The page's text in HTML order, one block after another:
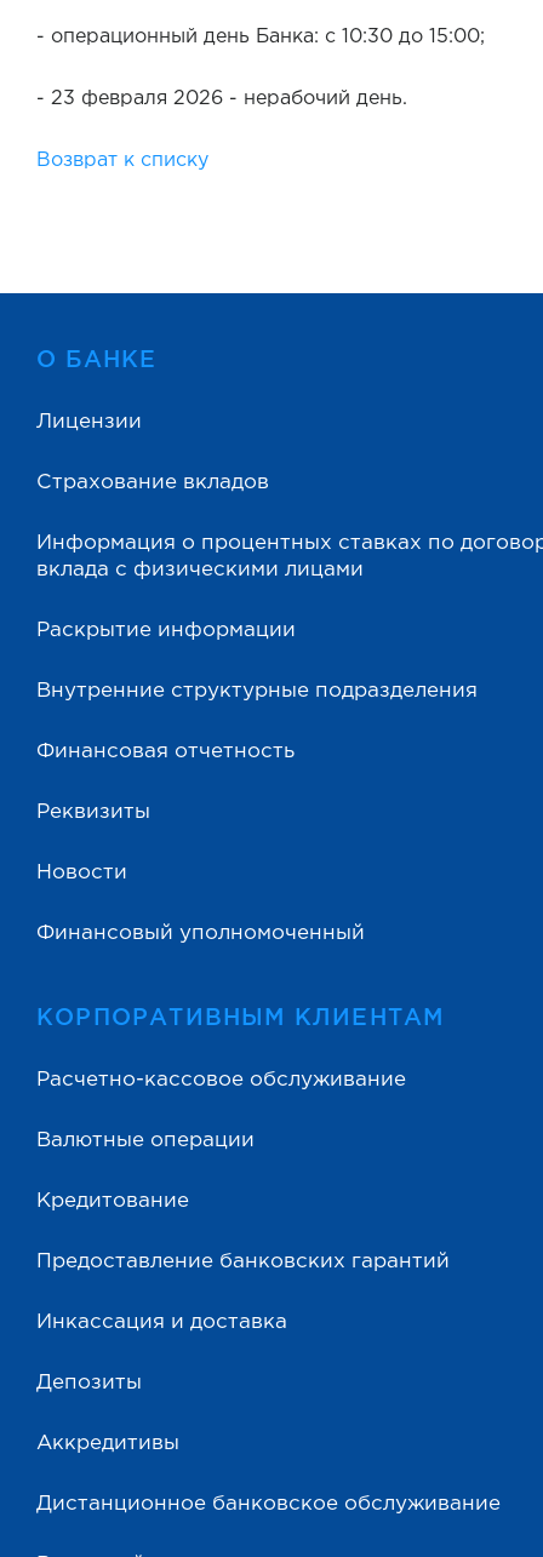
- операционный день Банка: с 10:30 до 15:00;
- 23 февраля 2026 - нерабочий день.
Возврат к списку
О БАНКЕ
Лицензии
Страхование вкладов
Информация о процентных ставках по
вклада с физическими лицами
Раскрытие информации
Внутренние структурные подразделения
Финансовая отчетность
Реквизиты
Новости
Финансовый уполномоченный
КОРПОРАТИВНЫМ КЛИЕНТАМ
Расчетно-кассовое обслуживание
Валютные операции
Кредитование
Предоставление банковских гарантий
Инкассация и доставка
Депозиты
Аккредитивы
Дистанционное банковское обслуживание